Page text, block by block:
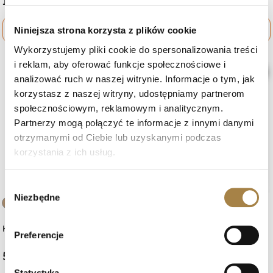
Niniejsza strona korzysta z plików cookie
Wykorzystujemy pliki cookie do spersonalizowania treści
i reklam, aby oferować funkcje społecznościowe i
analizować ruch w naszej witrynie. Informacje o tym, jak
korzystasz z naszej witryny, udostępniamy partnerom
społecznościowym, reklamowym i analitycznym.
Partnerzy mogą połączyć te informacje z innymi danymi
otrzymanymi od Ciebie lub uzyskanymi podczas
korzystania z ich usług.
zgody
Niezbędne
Preferencje
shopping_cartZobacz więcej shopping_cartZobacz więcej
favorite_border
Krzesło LUNA
519 zł